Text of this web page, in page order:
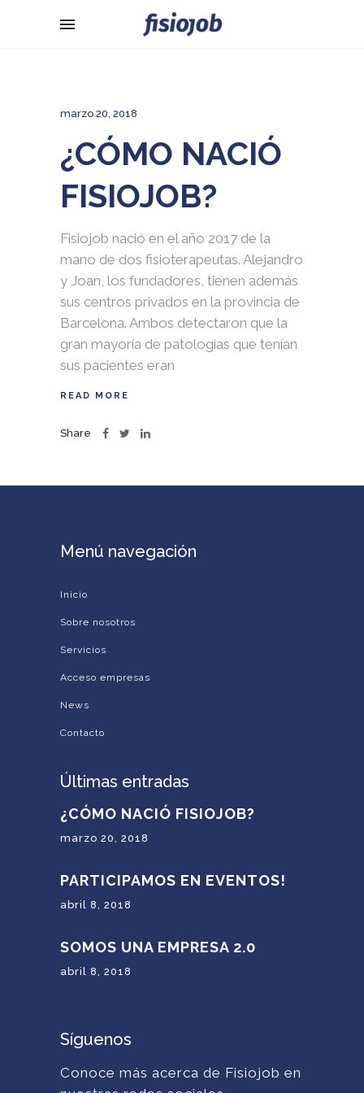
marzo 20, 2018
¿CÓMO NACIÓ
FISIOJOB?
Fisiojob nació en el año 2017 de la
mano de dos fisioterapeutas. Alejandro
y Joan, los fundadores, tienen además
sus centros privados en la provincia de
Barcelona. Ambos detectaron que la
gran mayoría de patologías que tenían
sus pacientes eran
READ MORE
Share
Menú navegación
Inicio
Sobre nosotros
Servicios
Acceso empresas
News
Contacto
Últimas entradas
¿CÓMO NACIÓ FISIOJOB?
marzo 20, 2018
PARTICIPAMOS EN EVENTOS!
abril 8, 2018
SOMOS UNA EMPRESA 2.0
abril 8, 2018
Síguenos
Conoce más acerca de Fisiojob en